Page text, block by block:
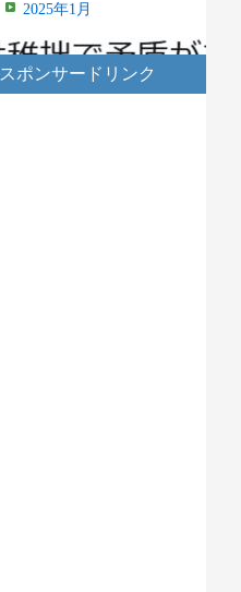
2025年1月
スポンサードリンク